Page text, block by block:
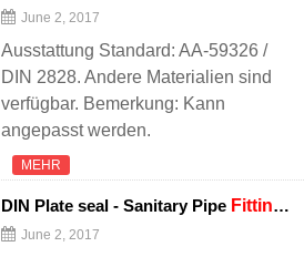
June 2, 2017
Ausstattung Standard: AA-59326 /
DIN 2828. Andere Materialien sind
verfügbar. Bemerkung: Kann
angepasst werden.
MEHR
DIN Plate seal - Sanitary Pipe Fittings
June 2, 2017